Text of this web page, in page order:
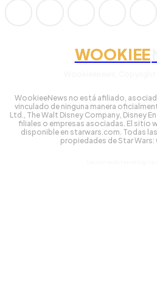
WOOKIEE
WookieeNews no está afiliado,
vinculado de ninguna manera
Ltd., The Walt Disney Company, Disney
filiales o empresas asociadas. El sitio
disponible en starwars.com. Todas
propiedades de Star Wars: